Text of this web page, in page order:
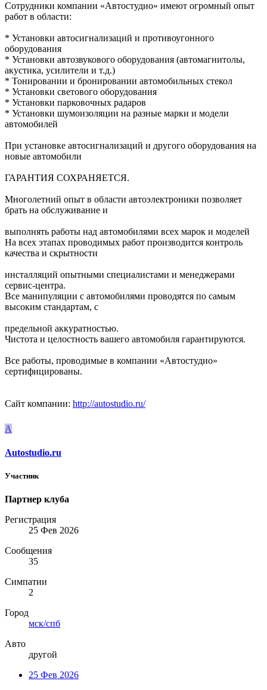
Сотрудники компании «Автостудио» имеют огромный опыт
работ в области:
* Установки автосигнализаций и противоугонного
оборудования
* Установки автозвукового оборудования (автомагнитолы,
акустика, усилители и т.д.)
* Тонировании и бронировании автомобильных стекол
* Установки светового оборудования
* Установки парковочных радаров
* Установки шумоизоляции на разные марки и модели
автомобилей
При установке автосигнализаций и другого оборудования на
новые автомобили
ГАРАНТИЯ СОХРАНЯЕТСЯ.
Многолетний опыт в области автоэлектроники позволяет
брать на обслуживание и
выполнять работы над автомобилями всех марок и моделей
На всех этапах проводимых работ производится контроль
качества и скрытности
инсталляций опытными специалистами и менеджерами
сервис-центра.
Все манипуляции с автомобилями проводятся по самым
высоким стандартам, с
предельной аккуратностью.
Чистота и целостность вашего автомобиля гарантируются.
Все работы, проводимые в компании «Автостудио»
сертифицированы.
Сайт компании: http://autostudio.ru/
A
Autostudio.ru
Участник
Партнер клуба
Регистрация
25 Фев 2026
Сообщения
35
Симпатии
2
Город
мск/спб
Авто
другой
25 Фев 2026